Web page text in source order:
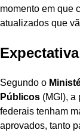
momento em que
atualizados que
Segundo o
Públicos (MGI), a
federais tenham
aprovados, tanto